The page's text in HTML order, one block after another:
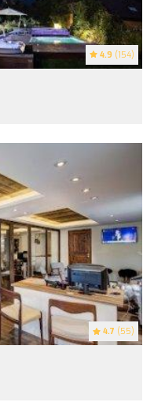
4.9 (154)
4.7 (55)